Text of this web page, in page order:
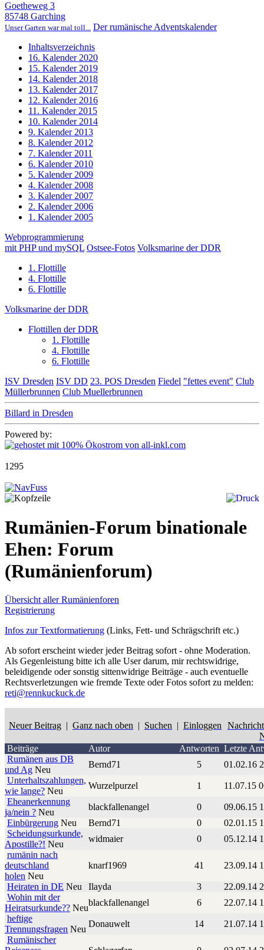
Goetheweg 3
85748 Garching
Unser Garten war mal toll... Der rumänische Adventskalender
Inhaltsverzeichnis
16. Kalender 2020
15. Kalender 2019
14. Kalender 2018
13. Kalender 2017
12. Kalender 2016
11. Kalender 2015
10. Kalender 2014
9. Kalender 2013
8. Kalender 2012
7. Kalender 2011
6. Kalender 2010
5. Kalender 2009
4. Kalender 2008
3. Kalender 2007
2. Kalender 2006
1. Kalender 2005
Webprogrammierung
mit PHP und mySQL Ostsee-Fotos Volksmarine der DDR
1. Flottille
4. Flottille
6. Flottille
Volksmarine der DDR
Flottillen der DDR
1. Flottille
4. Flottille
6. Flottille
ISV Dresden ISV DD 23. POS Dresden Fiedel "fettes event" Club
Müllerbrunnen Club Muellerbrunnen
Billard in Dresden
Powered by:
1295
Rumänien-Forum binationale
Ehen: Forum
(Rumänienforum)
Übersicht aller Rumänienforen
Registrierung
Infos zur Textformatierung (Links, Fett- und Schrägschrift etc.)
Ab sofort erscheint wieder jeder Beitrag sofort - ohne Moderation.
Als Gegenleistung bitte ich alle User darum, mir rechtswidrige,
beleidigende oder sonstig sittenwidrige Beiträge - auch eventuelle
Rechtsverletzungen wie fremde Texte oder Fotos sofort zu melden:
reti@rennkuckuck.de
Neuer Beitrag | Ganz nach oben | Suchen | Einloggen
Beiträge
Autor Antworten Letzte
Rumänen aus DB
und Ag Neu
Bernd71 5
01.02.16
Unterhaltszahlungen,
wie lange? Neu
Wurzelpurzel 1
11.07.15
Eheanerkennung
ja/nein ? Neu
blackfallenangel 0
09.06.15
Einbürgerung Neu Bernd71 0
02.01.15
Scheidungsurkunde,
Apostille?! Neu
widmaier 0
05.12.14
rumänin nach
deutschland
holen Neu
knarf1969 41 23.09.14
Heiraten in DE Neu Ilayda 3
22.09.14
Wohin mit der
Heiratsurkunde?? Neu
blackfallenangel 6
22.07.14
heftige
Trennungsfragen Neu
Donauwelt 14
21.07.14
Rumänischer